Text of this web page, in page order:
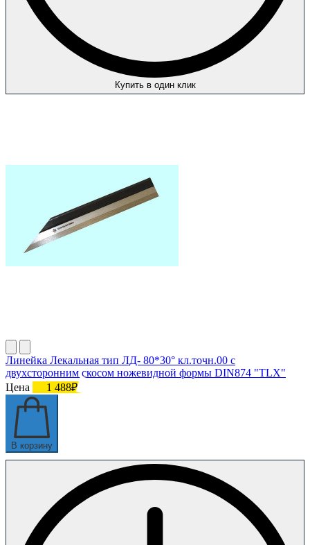
Купить в один клик
Линейка Лекальная тип ЛД- 80*30° кл.точн.00 с
двухсторонним скосом ножевидной формы DIN874 "TLX"
Цена
1 488₽
В корзину